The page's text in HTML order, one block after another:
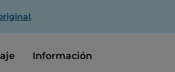
.
Información